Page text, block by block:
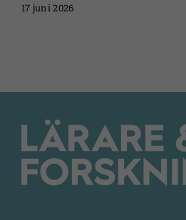
17 juni 2026